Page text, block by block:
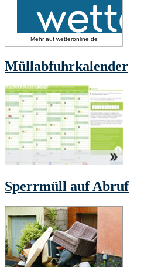
Mehr auf wetteronline.de
Müllabfuhrkalender
Sperrmüll auf Abruf